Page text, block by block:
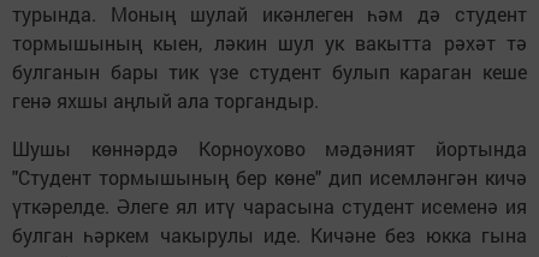
турында. Моның шулай икәнлеген һәм дә студент
тормышының кыен, ләкин шул ук вакытта рәхәт тә
булганын бары тик үзе студент булып караган кеше
генә яхшы аңлый ала торгандыр.
Шушы көннәрдә Корноухово мәдәният йортында
"Студент тормышының бер көне" дип исемләнгән кичә
үткәрелде. Әлеге ял итү чарасына студент исеменә ия
булган һәркем чакырулы иде. Кичәне без юкка гына